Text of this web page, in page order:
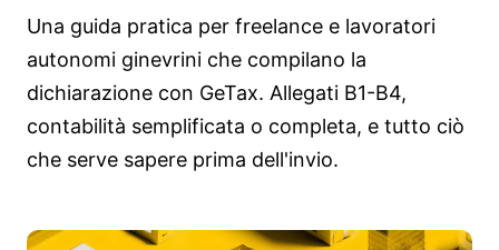
Una guida pratica per freelance e lavoratori
autonomi ginevrini che compilano la
dichiarazione con GeTax. Allegati B1-B4,
contabilità semplificata o completa, e tutto ciò
che serve sapere prima dell'invio.